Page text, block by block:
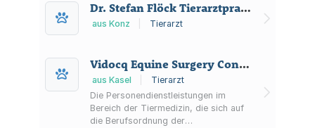
Dr. Stefan Flöck Tierarztpraxis
aus Konz Tierarzt
Vidocq Equine Surgery Consulting GmbH
aus Kasel
Tierarzt
Die Personendienstleistungen im
Bereich der Tiermedizin, die sich auf
die Berufsordnung der